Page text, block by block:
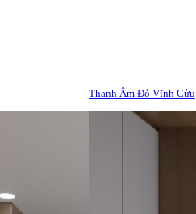
Thanh Âm Đỏ Vĩnh Cửu